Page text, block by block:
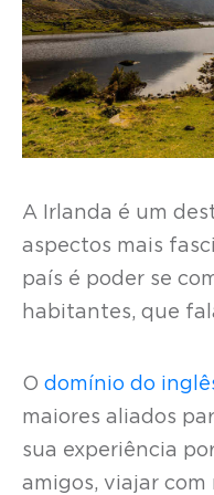
A Irlanda é um
aspectos mais
país é poder se
habitantes, que
O domínio do
maiores aliados
sua experiência
amigos, viajar com